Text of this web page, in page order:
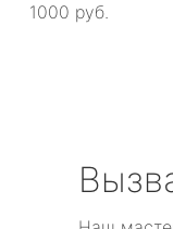
1000 руб.